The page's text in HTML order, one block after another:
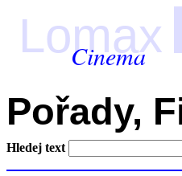
Lomax
Cinema
Pořady,
Hledej text